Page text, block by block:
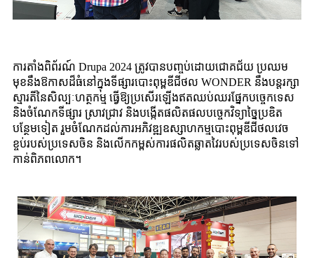
ការតាំងពិព័រណ៍ Drupa 2024 ត្រូវបានបញ្ចប់ដោយជោគជ័យ ប្រឈម
មុខនឹងឱកាសដ៏ធំនៅក្នុងទីផ្សារបោះពុម្ពឌីជីថល WONDER នឹងបន្តរក្សា
ស្មារតីនៃសិល្បៈហត្ថកម្ម ធ្វើឱ្យប្រសើរឡើងឥតឈប់ឈរផ្នែកបច្ចេកទេស
និងចំណែកទីផ្សារ ស្រាវជ្រាវ និងបង្កើតផលិតផលបច្ចេកវិទ្យាច្នៃប្រឌិត
បន្ថែមទៀត រួមចំណែកដល់ការអភិវឌ្ឍឧស្សាហកម្មបោះពុម្ពឌីជីថលវេច
ខ្ចប់របស់ប្រទេសចិន និងលើកកម្ពស់ការផលិតឆ្លាតវៃរបស់ប្រទេសចិនទៅ
កាន់ពិភពលោក។